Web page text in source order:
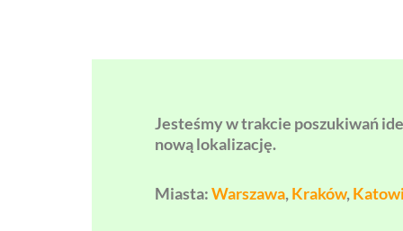
Jesteśmy w trakcie poszukiwań
nową lokalizację.
Miasta:Warszawa, Kraków,